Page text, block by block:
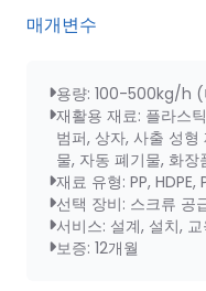
매개변수
용량: 100-500kg/h (
재활용 재료: 플라스
범퍼, 상자, 사출 성
물, 자동 폐기물, 화
재료 유형: PP, HDPE,
선택 장비: 스크류 공
서비스: 설계, 설치,
보증: 12개월